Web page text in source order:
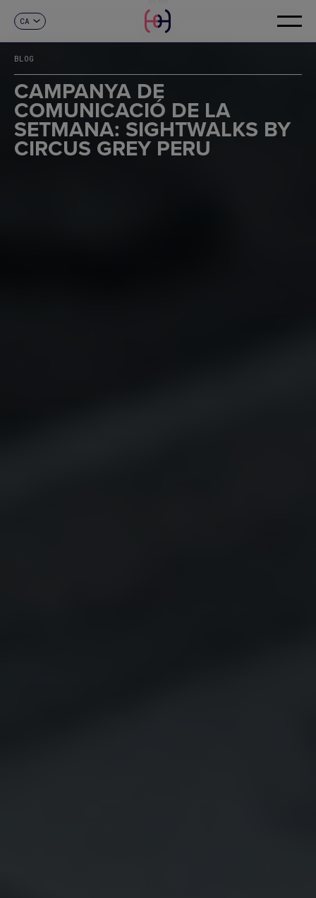
CA
FR
DE
IT
PT
CONTACTE
BLOG
CAMPANYA DE
COMUNICACIÓ DE LA
SETMANA: SIGHTWALKS BY
CIRCUS GREY PERU